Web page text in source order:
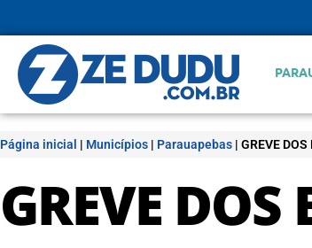
Página inicial | Municípios | Parauapebas | GREVE DOS
GREVE DOS